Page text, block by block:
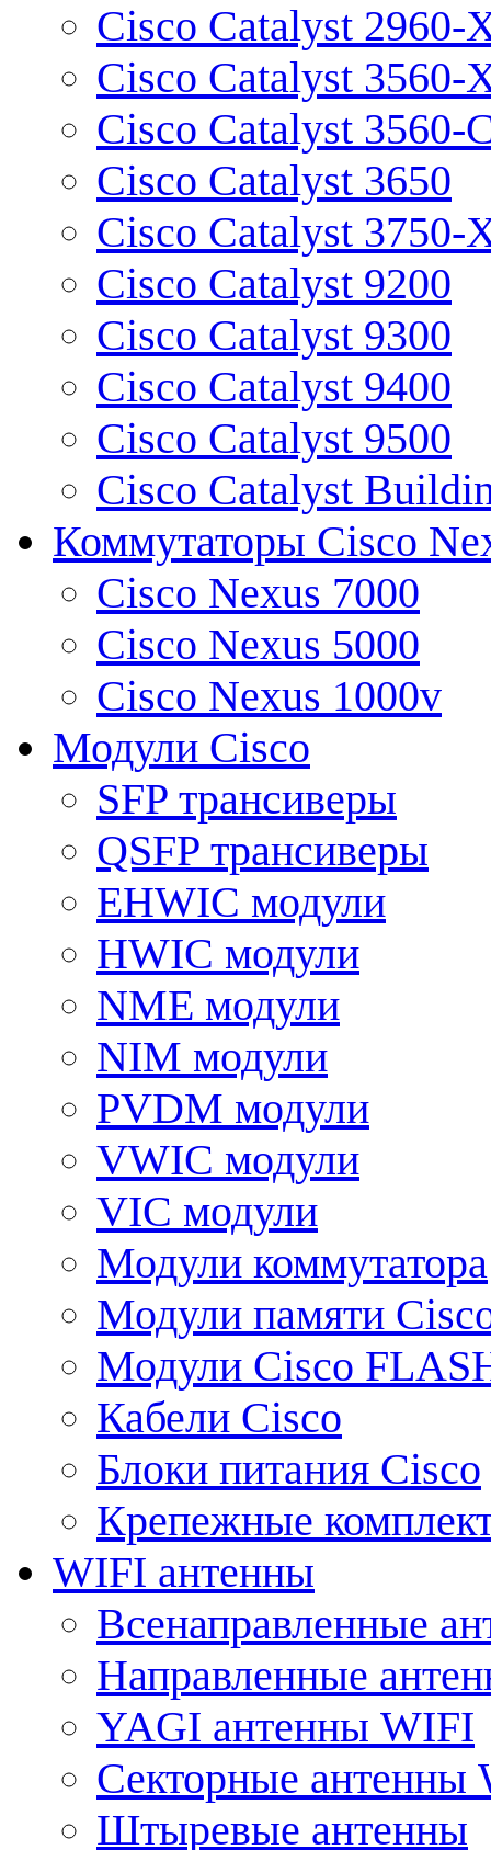
Cisco Catalyst 2960-
Cisco Catalyst 3560-
Cisco Catalyst 3560-
Cisco Catalyst 3650
Cisco Catalyst 3750-
Cisco Catalyst 9200
Cisco Catalyst 9300
Cisco Catalyst 9400
Cisco Catalyst 9500
Cisco Catalyst
Коммутаторы Cisco
Cisco Nexus 7000
Cisco Nexus 5000
Cisco Nexus 1000v
Модули Cisco
SFP трансиверы
QSFP трансиверы
EHWIC модули
HWIC модули
NME модули
NIM модули
PVDM модули
VWIC модули
VIC модули
Модули коммутатора
Модули памяти
Модули Cisco
Кабели Cisco
Блоки питания Cisco
Крепежные
WIFI антенны
Всенаправленные
Направленные
YAGI антенны WIFI
Секторные антенны
Штыревые антенны